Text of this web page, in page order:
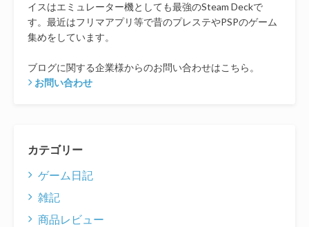
イスはエミュレーター機としても最強のSteam Deckで
す。最近はフリマアプリ等で昔のプレステやPSPのゲーム
集めをしています。
ブログに関する企業様からのお問い合わせはこちら。
お問い合わせ
カテゴリー
ゲーム日記
雑記
商品レビュー